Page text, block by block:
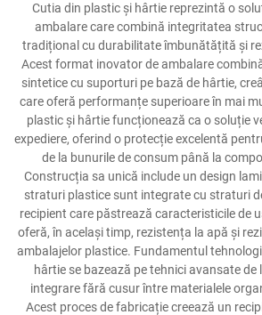
Cutia din plastic și hârtie reprezintă o
ambalare care combină integritatea
tradițional cu durabilitate îmbunătățită și
Acest format inovator de ambalare
sintetice cu suporturi pe bază de hârtie,
care oferă performanțe superioare în mai
plastic și hârtie funcționează ca o soluție
expediere, oferind o protecție excelentă
de la bunurile de consum până la
Construcția sa unică include un design
straturi plastice sunt integrate cu straturi
recipient care păstrează caracteristicile de
oferă, în același timp, rezistența la apă și
ambalajelor plastice. Fundamentul
hârtie se bazează pe tehnici avansate de
integrare fără cusur între materialele
Acest proces de fabricație creează un